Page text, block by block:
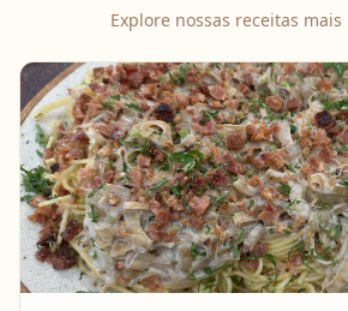
Explore nossas receitas